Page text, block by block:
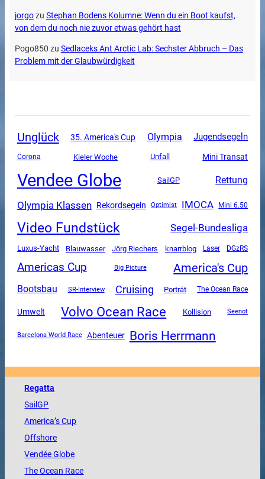
jorgozu Stephan Bodens Kolumne: Wenn du ein Boot kaufst,
von dem du noch nie zuvor etwas gehört hast
Pogo850 zu Sedlaceks Ant Arctic Lab: Sechster Abbruch – Das
Problem mit der Glaubwürdigkeit
Unglück 35. America's Cup Olympia Jugendsegeln
Corona Kieler Woche Unfall Mini Transat
Vendee Globe SailGP Rettung
Olympia Klassen Rekordsegeln Optimist IMOCA Mini 6.50
Video Fundstück Segel-Bundesliga
Luxus-Yacht Blauwasser Jörg Riechers knarrblog Laser DGzRS
Americas Cup Big Picture America's Cup
Bootsbau SR-Interview Cruising Porträt The Ocean Race
Umwelt Volvo Ocean Race Kollision Seenot
Barcelona World Race Abenteuer Boris Herrmann
Regatta
SailGP
America’s Cup
Offshore
VendéeGlobe
TheOcean Race